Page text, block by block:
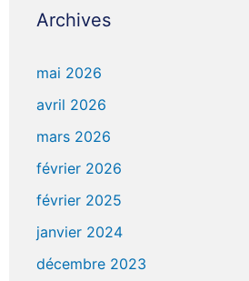
Archives
mai 2026
avril 2026
mars 2026
février 2026
février 2025
janvier 2024
décembre 2023